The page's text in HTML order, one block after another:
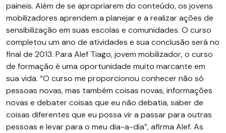
paineis. Além de se apropriarem do conteúdo, os jovens
mobilizadores aprendem a planejar e a realizar ações de
sensibilização em suas escolas e comunidades. O curso
completou um ano de atividades e sua conclusão será no
final de 2013. Para Alef Tiago, jovem mobilizador, o curso
de formação é uma oportunidade muito marcante em
sua vida. “O curso me proporcionou conhecer não só
pessoas novas, mas também coisas novas, informações
novas e debater coisas que eu não debatia, saber de
coisas diferentes que eu possa vir a passar para outras
pessoas e levar para o meu dia-a-dia”, afirma Alef. As